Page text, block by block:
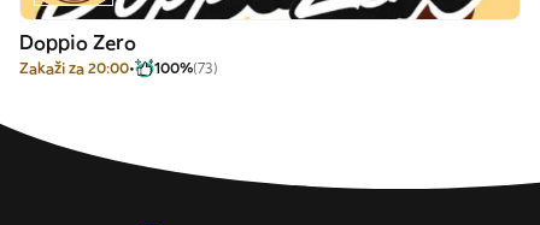
Doppio Zero
Zakaži za 20:00 100%(73)